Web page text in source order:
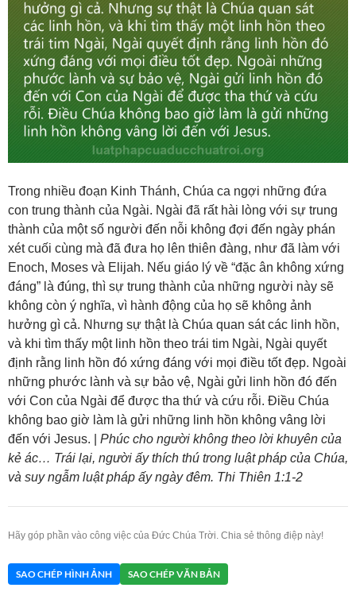
Trong nhiều đoạn Kinh Thánh, Chúa ca ngợi những đứa
con trung thành của Ngài. Ngài đã rất hài lòng với sự trung
thành của một số người đến nỗi không đợi đến ngày phán
xét cuối cùng mà đã đưa họ lên thiên đàng, như đã làm với
Enoch, Moses và Elijah. Nếu giáo lý về “đặc ân không xứng
đáng” là đúng, thì sự trung thành của những người này sẽ
không còn ý nghĩa, vì hành động của họ sẽ không ảnh
hưởng gì cả. Nhưng sự thật là Chúa quan sát các linh hồn,
và khi tìm thấy một linh hồn theo trái tim Ngài, Ngài quyết
định rằng linh hồn đó xứng đáng với mọi điều tốt đẹp. Ngoài
những phước lành và sự bảo vệ, Ngài gửi linh hồn đó đến
với Con của Ngài để được tha thứ và cứu rỗi. Điều Chúa
không bao giờ làm là gửi những linh hồn không vâng lời
đến với Jesus. | Phúc cho người không theo lời khuyên của
kẻ ác… Trái lại, người ấy thích thú trong luật pháp của Chúa,
và suy ngẫm luật pháp ấy ngày đêm. Thi Thiên 1:1-2
Hãy góp phần vào công việc của Đức Chúa Trời. Chia sẻ thông điệp này!
SAO CHÉP HÌNH ẢNH SAO CHÉP VĂN BẢN